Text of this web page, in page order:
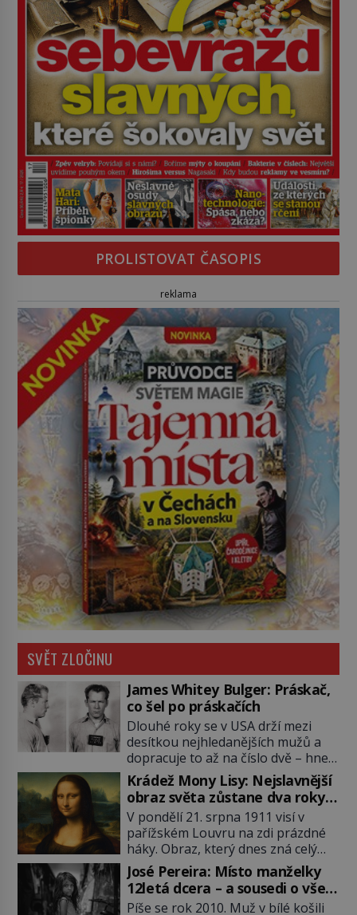
PROLISTOVAT ČASOPIS
reklama
SVĚT ZLOČINU
James Whitey Bulger: Práskač,
co šel po práskačích
Dlouhé roky se v USA drží mezi
desítkou nejhledanějších mužů a
dopracuje to až na číslo dvě – hned
po Usámovi bin Ládinovi (1957–
2011). To je James „Whitey“ Bulger
(1929–2018) viněný ze spoluúčasti
na 19 vraždách, vydírání a lichvy. A
samozřejmě, krom toho je ještě
drogový dealer, který neváhá
odstranit z cesty všechny práskače,
zatímco […]
Krádež Mony Lisy: Nejslavnější
obraz světa zůstane dva roky
nezvěstný
V pondělí 21. srpna 1911 visí v
pařížském Louvru na zdi prázdné
háky. Obraz, který dnes zná celý
svět, je pryč. Zpočátku si nikdo
nemyslí, že jde o krádež.
Zaměstnanci jsou přesvědčeni, že
José Pereira: Místo manželky
12letá dcera – a sousedi o všem
vědí!
Píše se rok 2010. Muž v bílé košili